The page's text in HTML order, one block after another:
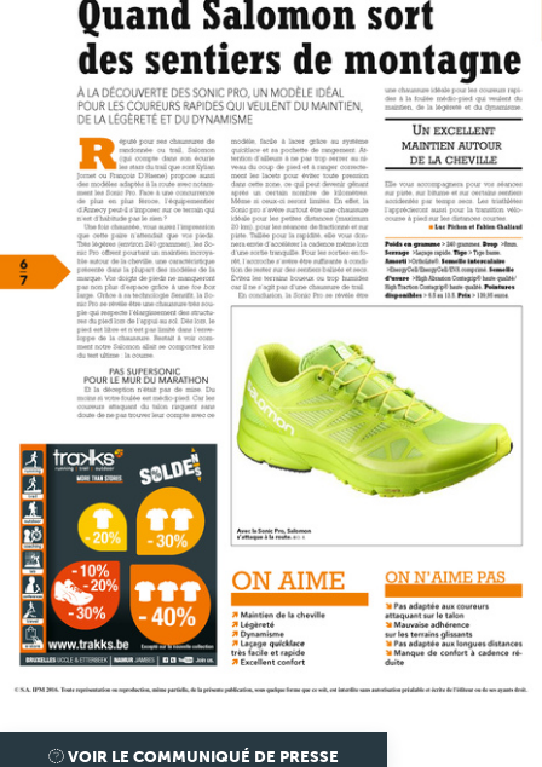
À propos
Tests Produits
TraKKs Team
Partenaires
Presse
VOIR LE COMMUNIQUÉ DE PRESSE